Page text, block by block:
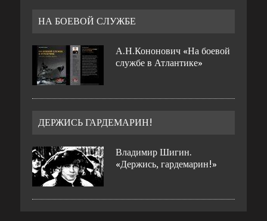
НА БОЕВОЙ СЛУЖБЕ
А.Н.Кононович «На боевой
службе в Атлантике»
ДЕРЖИСЬ ГАРДЕМАРИН!
Владимир Шигин.
«Держись, гардемарин!»